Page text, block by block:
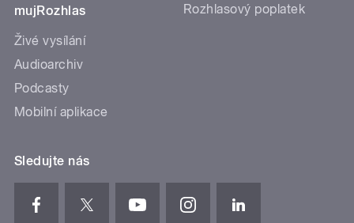
mujRozhlas
Živé vysílání
Audioarchiv
Podcasty
Mobilní aplikace
Rozhlasový poplatek
Sledujte nás